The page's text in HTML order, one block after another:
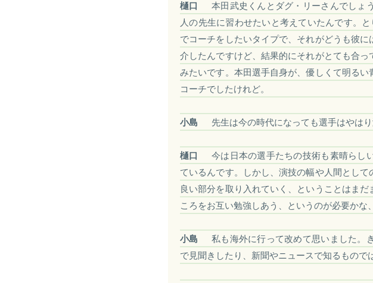
樋口
本田武史くんとダグ・リーさんでしょ
人の先生に習わせたいと考えていたんです。
でコーチをしたいタイプで、それがどうも彼
介したんですけど、結果的にそれがとても合
みたいです。本田選手自身が、優しくて明る
コーチでしたけれど。
小島 先生は今の時代になっても選手はやは
樋口
今は日本の選手たちの技術も素晴らし
ているんです。しかし、演技の幅や人間とし
良い部分を取り入れていく、ということはま
ころをお互い勉強しあう、というのが必要かな
小島
私も海外に行って改めて思いました。
で見聞きしたり、新聞やニュースで知るもので